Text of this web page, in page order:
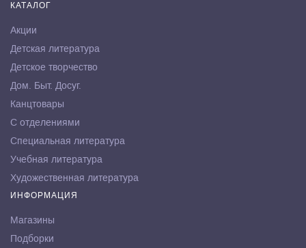
КАТАЛОГ
Акции
Детская литература
Детское творчество
Дом. Быт. Досуг.
Канцтовары
С отделениями
Специальная литература
Учебная литература
Художественная литература
ИНФОРМАЦИЯ
Магазины
Подборки